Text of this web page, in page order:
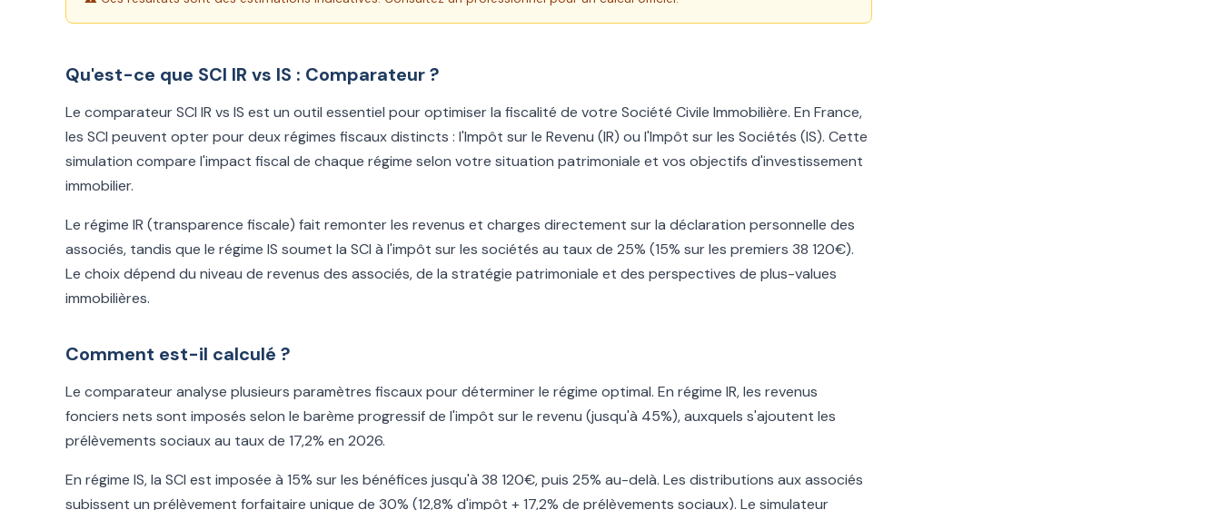
Qu'est-ce que SCI IR vs IS : Comparateur ?
Le comparateur SCI IR vs IS est un outil essentiel pour optimiser la fiscalité de votre Société Civile Immobilière. En France,
les SCI peuvent opter pour deux régimes fiscaux distincts : l'Impôt sur le Revenu (IR) ou l'Impôt sur les Sociétés (IS). Cette
simulation compare l'impact fiscal de chaque régime selon votre situation patrimoniale et vos objectifs d'investissement
immobilier.
Le régime IR (transparence fiscale) fait remonter les revenus et charges directement sur la déclaration personnelle des
associés, tandis que le régime IS soumet la SCI à l'impôt sur les sociétés au taux de 25% (15% sur les premiers 38 120€).
Le choix dépend du niveau de revenus des associés, de la stratégie patrimoniale et des perspectives de plus-values
immobilières.
Comment est-il calculé ?
Le comparateur analyse plusieurs paramètres fiscaux pour déterminer le régime optimal. En régime IR, les revenus
fonciers nets sont imposés selon le barème progressif de l'impôt sur le revenu (jusqu'à 45%), auxquels s'ajoutent les
prélèvements sociaux au taux de 17,2% en 2026.
En régime IS, la SCI est imposée à 15% sur les bénéfices jusqu'à 38 120€, puis 25% au-delà. Les distributions aux associés
subissent un prélèvement forfaitaire unique de 30% (12,8% d'impôt + 17,2% de prélèvements sociaux). Le simulateur